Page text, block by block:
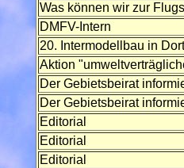
Was können wir zur
DMFV-Intern
20. Intermodellbau in
Aktion
Der Gebietsbeirat
Der Gebietsbeirat
Editorial
Editorial
Editorial